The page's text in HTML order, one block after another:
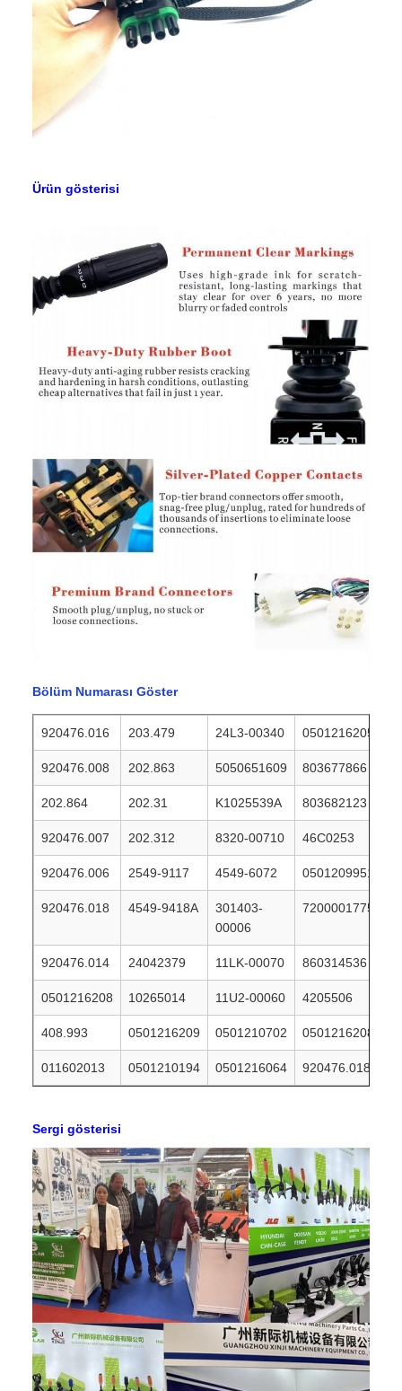
Ürün gösterisi
Bölüm Numarası Göster
920476.016 203.479 24L3-00340 0501216205
920476.008 202.863 5050651609 803677866
202.864 202.31 K1025539A 803682123
920476.007 202.312 8320-00710 46C0253
920476.006 2549-9117 4549-6072 0501209951
920476.018 4549-9418A
301403-
00006
7200001775
920476.014 24042379 11LK-00070 860314536
0501216208 10265014 11U2-00060 4205506
408.993 0501216209 0501210702 0501216208
011602013 0501210194 0501216064 920476.018
Sergi gösterisi